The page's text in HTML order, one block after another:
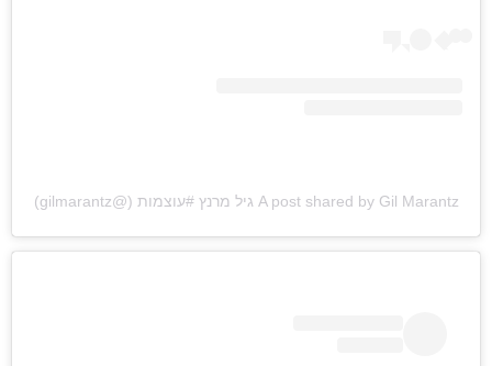
A post shared by Gil Marantz גיל מרנץ #עוצמות (@gilmarantz)